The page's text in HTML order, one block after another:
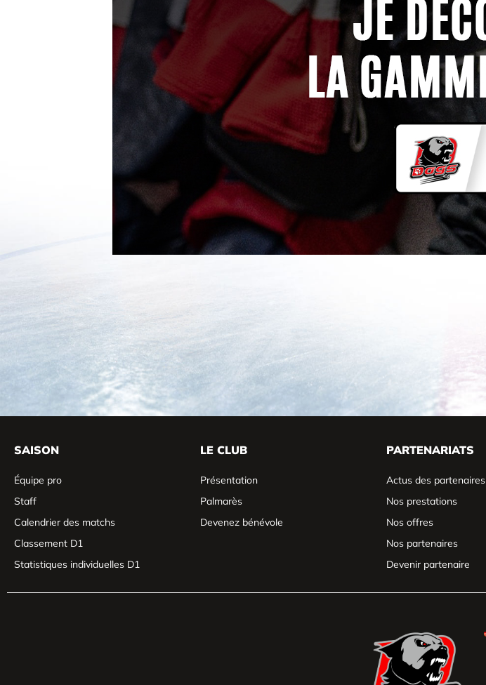
SAISON
Équipe pro
Staff
Calendrier des matchs
Classement D1
Statistiques individuelles D1
LE CLUB
Présentation
Palmarès
Devenez bénévole
PARTENARIATS
Actus des partenaires
Nos prestations
Nos offres
Nos partenaires
Devenir partenaire